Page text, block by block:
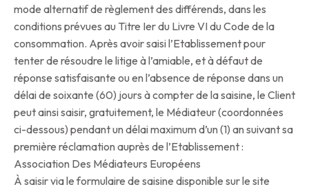
mode alternatif de règlement des différends, dans les
conditions prévues au Titre Ier du Livre VI du Code de la
consommation. Après avoir saisi l’Etablissement pour
tenter de résoudre le litige à l’amiable, et à défaut de
réponse satisfaisante ou en l’absence de réponse dans un
délai de soixante (60) jours à compter de la saisine, le Client
peut ainsi saisir, gratuitement, le Médiateur (coordonnées
ci-dessous) pendant un délai maximum d’un (1) an suivant sa
première réclamation auprès de l’Etablissement :
Association Des Médiateurs Européens
À saisir via le formulaire de saisine disponible sur le site